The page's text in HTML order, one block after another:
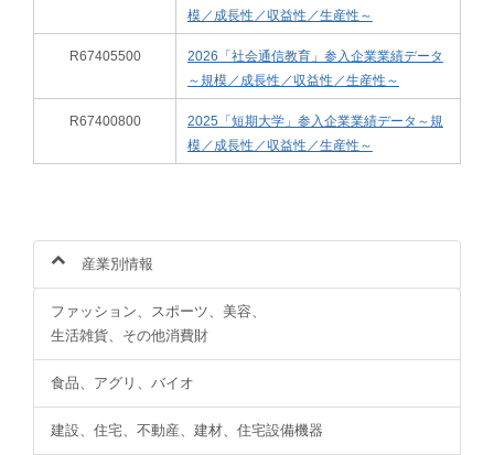
模／成長性／収益性／生産性～
R67405500
2026「社会通信教育」参入企業業績データ
～規模／成長性／収益性／生産性～
R67400800
2025「短期大学」参入企業業績データ～規
模／成長性／収益性／生産性～
産業別情報
ファッション、スポーツ、美容、
生活雑貨、その他消費財
食品、アグリ、バイオ
建設、住宅、不動産、建材、住宅設備機器